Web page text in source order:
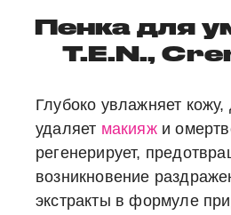
Пенка для
T.E.N.,
Глубоко увлажняет кожу,
удаляет макияжи
регенерирует,
возникновение
экстракты в формуле